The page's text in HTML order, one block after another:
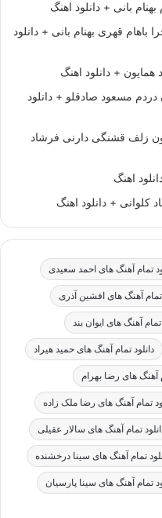
بانی + دانلود اهنگ
قهری بهنام بانی + دانلود
+ دانلود اهنگ
مسعود صادقلو + دانلود
زلف قشنگی دارنی فرشاد
اهنگ
+ دانلود اهنگ
تمام آهنگ های احمد سعیدی
تمام آهنگ های افشین آذری
تمام آهنگ های ایوان بند
دانلود تمام آهنگ های حمید هیراد
آهنگ های رضا بهرام
تمام آهنگ های رضا ملک زاده
تمام آهنگ های سالار عقیلی
تمام آهنگ های سینا درخشنده
تمام آهنگ های سینا پارسیان